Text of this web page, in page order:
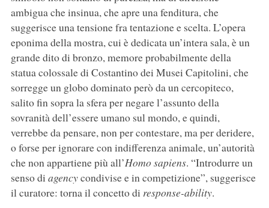
ambigua che insinua, che apre una fenditura, che
suggerisce una tensione fra tentazione e scelta. L’opera
eponima della mostra, cui è dedicata un’intera sala, è un
grande dito di bronzo, memore probabilmente della
statua colossale di Costantino dei Musei Capitolini, che
sorregge un globo dominato però da un cercopiteco,
salito fin sopra la sfera per negare l’assunto della
sovranità dell’essere umano sul mondo, e quindi,
verrebbe da pensare, non per contestare, ma per deridere,
o forse per ignorare con indifferenza animale, un’autorità
che non appartiene più all’Homo sapiens. “Introdurre un
senso di agencycondivise e in competizione”, suggerisce
il curatore: torna il concetto di response-ability.